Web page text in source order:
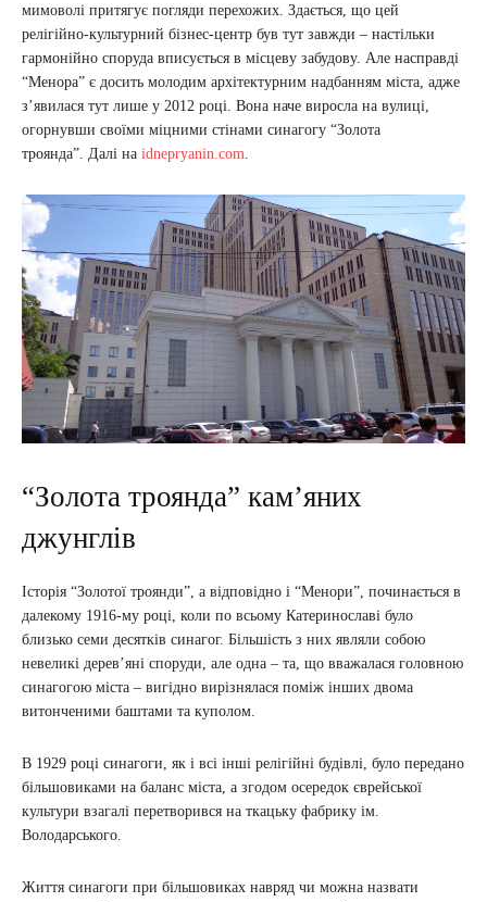
мимоволі притягує погляди перехожих. Здається, що цей
релігійно-культурний бізнес-центр був тут завжди – настільки
гармонійно споруда вписується в місцеву забудову. Але насправді
“Менора” є досить молодим архітектурним надбанням міста, адже
з’явилася тут лише у 2012 році. Вона наче виросла на вулиці,
огорнувши своїми міцними стінами синагогу “Золота
троянда”. Далі на idnepryanin.com
“Золота троянда” кам’яних
джунглів
Історія “Золотої троянди”, а відповідно і “Менори”, починається в
далекому 1916-му році, коли по всьому Катеринославі було
близько семи десятків синагог. Більшість з них являли собою
невеликі дерев’яні споруди, але одна – та, що вважалася головною
синагогою міста – вигідно вирізнялася поміж інших двома
витонченими баштами та куполом.
В 1929 році синагоги, як і всі інші релігійні будівлі, було передано
більшовиками на баланс міста, а згодом осередок єврейської
культури взагалі перетворився на ткацьку фабрику ім.
Володарського.
Життя синагоги при більшовиках навряд чи можна назвати